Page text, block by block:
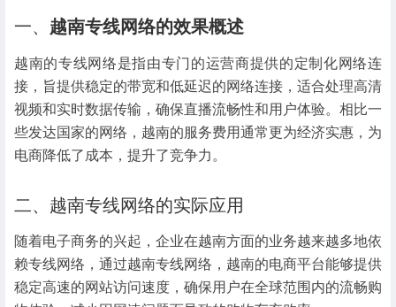
一、 越南专线网络的效果概述
越南的专线网络是指由专门的运营商提供的定制化网络连
接，旨提供稳定的带宽和低延迟的网络连接，适合处理高清
视频和实时数据传输，确保直播流畅性和用户体验。相比一
些发达国家的网络，越南的服务费用通常更为经济实惠，为
电商降低了成本，提升了竞争力。
二、越南专线网络的实际应用
随着电子商务的兴起，企业在越南方面的业务越来越多地依
赖专线网络，通过越南专线网络，越南的电商平台能够提供
稳定高速的网站访问速度，确保用户在全球范围内的流畅购